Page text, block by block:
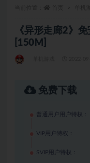
《异形走廊2》
[150M]
免费下载
普通用户用户特权：
VIP用户特权：
SVIP用户特权：